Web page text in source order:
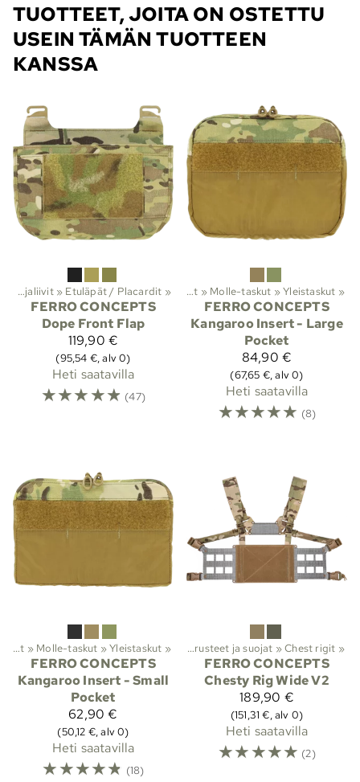
TUOTTEET, JOITA ON OSTETTU
USEIN TÄMÄN TUOTTEEN
KANSSA
Taistelu- ja suojaliivit ‪» Etuläpät / Placardit ‪»
FERRO CONCEPTS
Dope Front Flap
119,90 €
(95,54 €, alv 0)
Heti saatavilla
☆☆☆☆☆ (47)
‪» Taisteluvarusteet ja suojat ‪» Molle-taskut ‪»Yleistaskut ‪»
FERRO CONCEPTS
Kangaroo Insert - Large
Pocket
84,90 €
(67,65 €, alv 0)
Heti saatavilla
☆☆☆☆☆ (8)
Taisteluvarusteet ja suojat ‪» Molle-taskut ‪»Yleistaskut ‪»
FERRO CONCEPTS
Kangaroo Insert - Small
Pocket
62,90 €
(50,12 €, alv 0)
Heti saatavilla
☆☆☆☆☆ (18)
Lajit ‪» Viranomaistuotteet‪» Taisteluvarusteet ja suojat ‪»Chest rigit ‪»
FERRO CONCEPTS
Chesty Rig Wide V2
189,90 €
(151,31 €, alv 0)
Heti saatavilla
☆☆☆☆☆ (2)